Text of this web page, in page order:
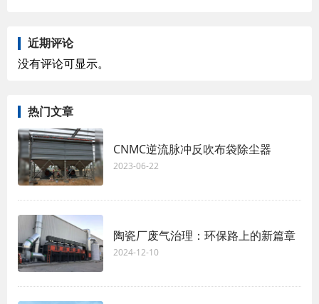
近期评论
没有评论可显示。
热门文章
CNMC逆流脉冲反吹布袋除尘器
2023-06-22
陶瓷厂废气治理：环保路上的新篇章
2024-12-10